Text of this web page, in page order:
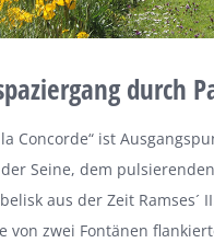
durch
la Concorde“ ist
Seine, dem
aus der Zeit Ramses´
von zwei Fontänen